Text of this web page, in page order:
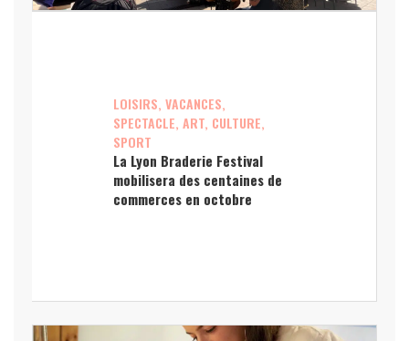
LOISIRS, VACANCES,
SPECTACLE, ART, CULTURE,
SPORT
La Lyon Braderie Festival
mobilisera des centaines de
commerces en octobre